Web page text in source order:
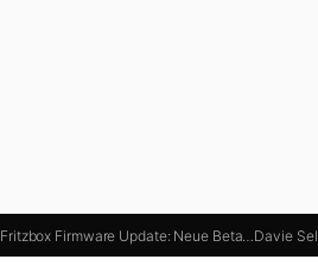
Fritzbox Firmware Update: Neue Beta… Davie